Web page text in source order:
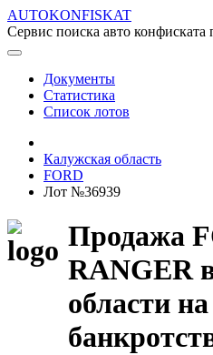
AUTOKONFISKAT
Сервис поиска авто
Документы
Статистика
Список лотов
Калужская область
FORD
Лот №36939
Продажа
RANGER
области